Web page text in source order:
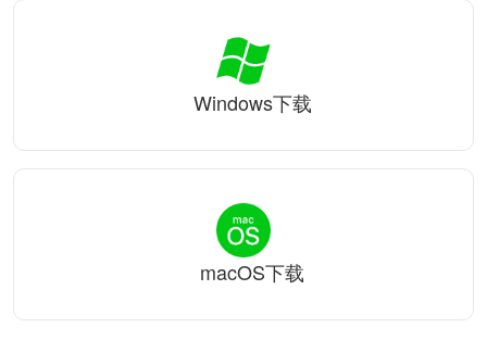
Windows下载
macOS下载